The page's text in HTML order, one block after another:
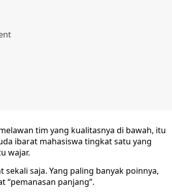
tim yang kualitasnya di bawah, itu
ibarat mahasiswa tingkat satu yang
wajar.
saja. Yang paling banyak poinnya,
panjang”.